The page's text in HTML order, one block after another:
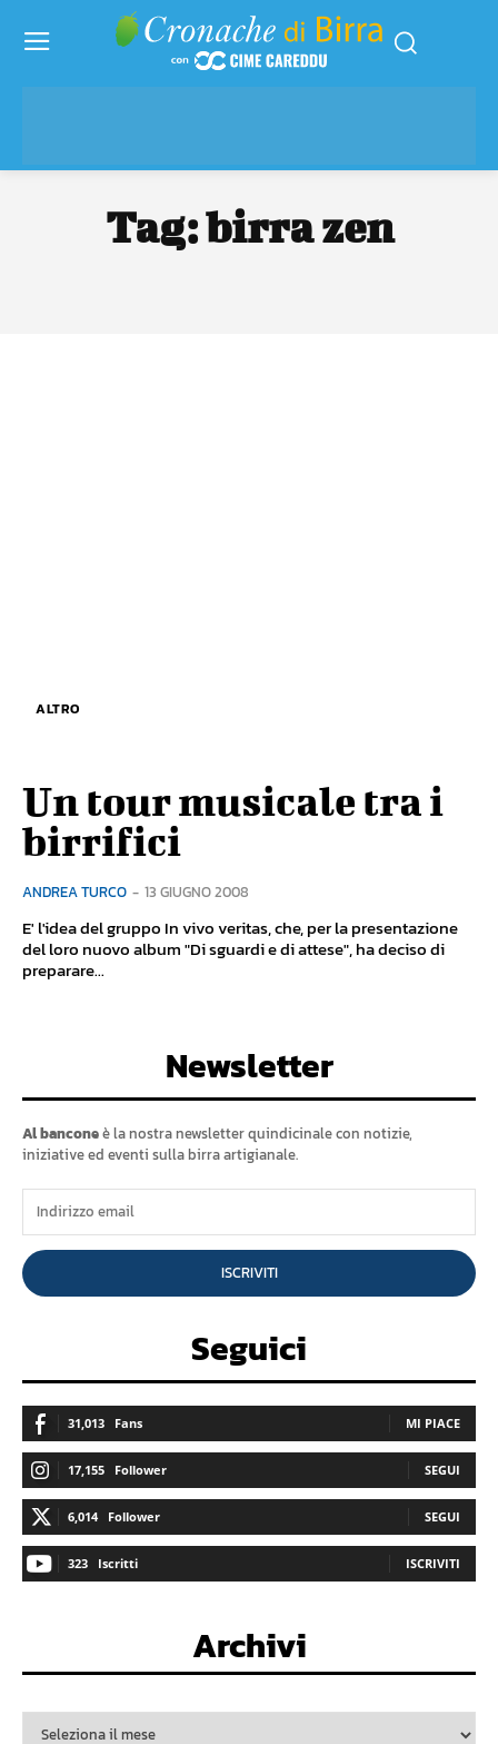
Tag:birra zen
ALTRO
Un tour musicale tra i
birrifici
ANDREA TURCO - 13 GIUGNO 2008
E' l'idea del gruppo In vivo veritas, che, per la presentazione
del loro nuovo album "Di sguardi e di attese", ha deciso di
preparare...
Newsletter
Al banconeè la nostra newsletter quindicinale con notizie,
iniziative ed eventi sulla birra artigianale.
ISCRIVITI
Seguici
31,013 Fans MI PIACE
17,155 Follower SEGUI
6,014 Follower SEGUI
323 Iscritti ISCRIVITI
Archivi